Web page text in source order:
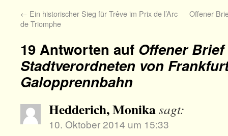
← Ein historischer Sieg für Trêve im Prix de l’Arc
de Triomphe
Offener
19 Antworten auf Offener
Stadtverordneten von
Galopprennbahn
Hedderich, Monikasagt:
10. Oktober 2014 um 15:33